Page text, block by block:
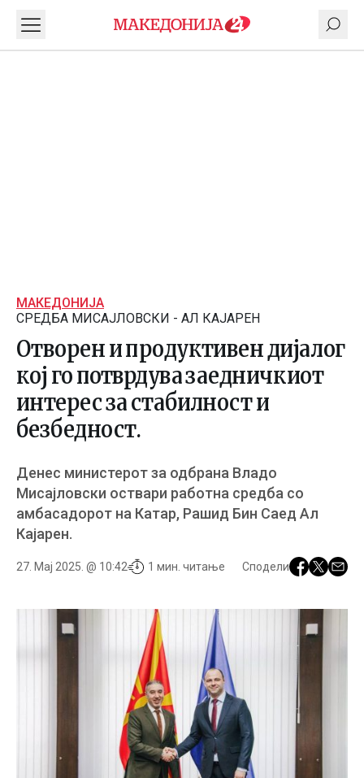
МАКЕДОНИЈА
СРЕДБА МИСАЈЛОВСКИ - АЛ КАЈАРЕН
Отворен и продуктивен дијалог
кој го потврдува заедничкиот
интерес за стабилност и
безбедност.
Денес министерот за одбрана Владо
Мисајловски оствари работна средба со
амбасадорот на Катар, Рашид Бин Саед Ал
Кајарен.
27. Мај 2025. @ 10:42 1 мин. читање Сподели